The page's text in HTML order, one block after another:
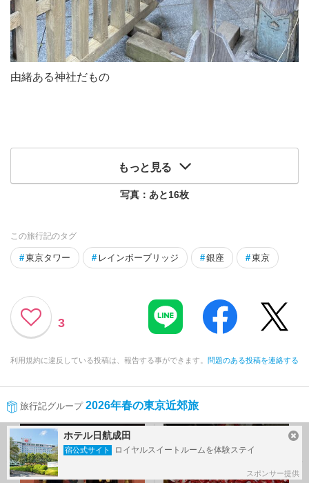
由緒ある神社だもの
もっと見る
写真：あと16枚
この旅行記のタグ
#東京タワー # レインボーブリッジ #銀座 #東京
3
利用規約に違反している投稿は、報告する事ができます。 問題のある投稿を連絡する
旅行記グループ 2026年春の東京近郊旅
前の旅行記ホテル日航成田
宿公式サイト ロイヤルスイートルームを体験ステイ
スポンサー提供